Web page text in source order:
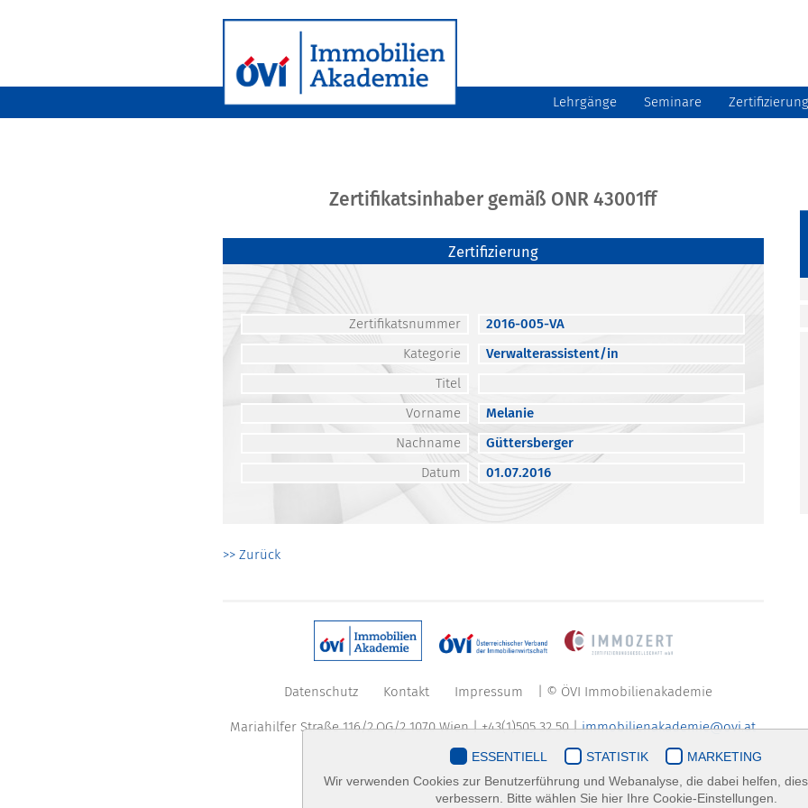
Lehrgänge Seminare Zertifizierung
Zertifikatsinhaber gemäß ONR 43001ff
Zertifizierung
Zertifikatsnummer
2016-005-VA
Kategorie
Verwalterassistent/in
Titel
Vorname
Melanie
Nachname
Güttersberger
Datum
01.07.2016
>> Zurück
Datenschutz Kontakt Impressum | © ÖVI Immobilienakademie
Mariahilfer Straße 116/2.OG/2 1070 Wien | +43(1)505 32 50 |immobilienakademie@ovi.at
ESSENTIELL STATISTIK
MARKETING
Wir verwenden Cookies zur Benutzerführung und Webanalyse, die dabei helfen,
verbessern. Bitte wählen Sie hier Ihre Cookie-Einstellungen.